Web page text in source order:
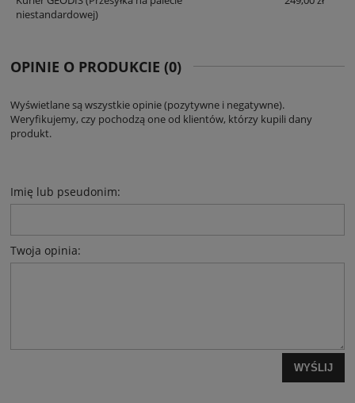
niestandardowej)
OPINIE O PRODUKCIE (0)
Wyświetlane są wszystkie opinie (pozytywne i negatywne).
Weryfikujemy, czy pochodzą one od klientów, którzy kupili dany
produkt.
Imię lub pseudonim:
Twoja opinia:
WYŚLIJ